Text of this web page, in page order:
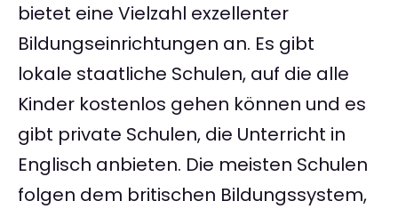
bietet eine Vielzahl exzellenter
Bildungseinrichtungen an. Es gibt
lokale staatliche Schulen, auf die alle
Kinder kostenlos gehen können und es
gibt private Schulen, die Unterricht in
Englisch anbieten. Die meisten Schulen
folgen dem britischen Bildungssystem,